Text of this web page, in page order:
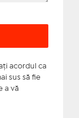
acordul ca
sus să fie
a vă